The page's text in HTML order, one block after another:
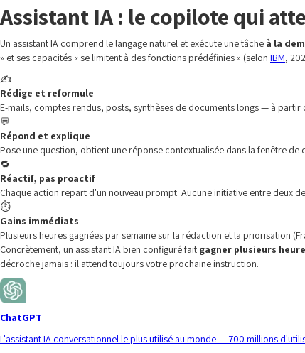
Assistant IA : le copilote qui
Un assistant IA comprend le langage naturel et exécute une tâche à la
» et ses capacités « se limitent à des fonctions prédéfinies » (selon IBM,
✍️
Rédige et reformule
E-mails, comptes rendus, posts, synthèses de documents longs — à partir
💬
Répond et explique
Pose une question, obtient une réponse contextualisée dans la fenêtre de
🔁
Réactif, pas proactif
Chaque action repart d'un nouveau prompt. Aucune initiative entre deux
⏱️
Gains immédiats
Plusieurs heures gagnées par semaine sur la rédaction et la priorisation
Concrètement, un assistant IA bien configuré fait gagner plusieurs
décroche jamais : il attend toujours votre prochaine instruction.
ChatGPT
L'assistant IA conversationnel le plus utilisé au monde — 700 millions